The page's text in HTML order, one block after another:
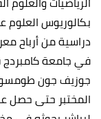
دراسية من أرباح
في جامعة كامبردج
جوزيف جون